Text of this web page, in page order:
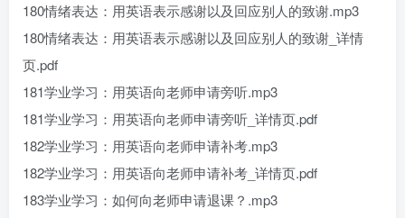
180情绪表达：用英语表示感谢以及回应别人的致谢.mp3
180情绪表达：用英语表示感谢以及回应别人的致谢_详情
页.pdf
181学业学习：用英语向老师申请旁听.mp3
181学业学习：用英语向老师申请旁听_详情页.pdf
182学业学习：用英语向老师申请补考.mp3
182学业学习：用英语向老师申请补考_详情页.pdf
183学业学习：如何向老师申请退课？.mp3